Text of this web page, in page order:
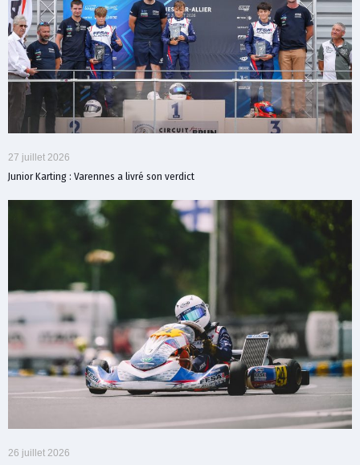
27 juillet 2026
Junior Karting : Varennes a livré son verdict
26 juillet 2026